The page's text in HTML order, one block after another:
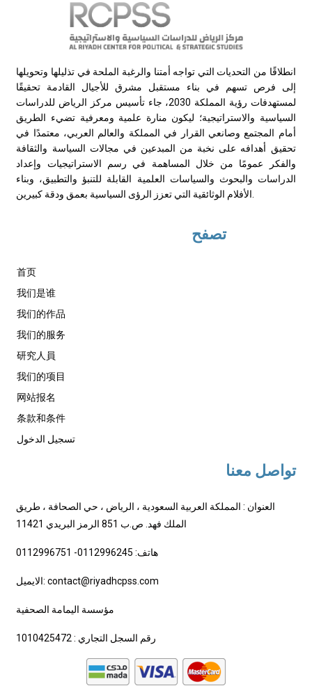
انطلاقًا من التحديات التي تواجه أمتنا والرغبة الملحة في تذليلها وتحويلها
إلى فرص تسهم في بناء مستقبل مشرق للأجيال القادمة تحقيقًا
لمستهدفات رؤية المملكة 2030، جاء تأسيس مركز الرياض للدراسات
السياسية والاستراتيجية؛ ليكون منارة علمية ومعرفية تضيء الطريق
أمام المجتمع وصانعي القرار في المملكة والعالم العربي، معتمدًا في
تحقيق أهدافه على نخبة من المبدعين في مجالات السياسة والثقافة
والفكر عمومًا من خلال المساهمة في رسم الاستراتيجيات وإعداد
الدراسات والبحوث والسياسات العلمية القابلة للتنبؤ والتطبيق، وبناء
تصفح
首页
我们是谁
我们的作品
我们的服务
研究人員
我们的项目
网站报名
条款和条件
تسجيل الدخول
تواصل معنا
العنوان : المملكة العربية السعودية ، الرياض ، حي الصحافة ، طريق
الملك فهد. ص.ب 851 الرمز البريدي 11421
هاتف: 0112996245- 0112996751
الايميل: contact@riyadhcpss.com
مؤسسة اليمامة الصحفية
رقم السجل التجاري : 1010425472